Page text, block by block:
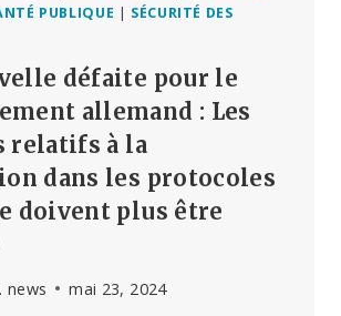
PUBLIQUE | SÉCURITÉ DES
défaite pour le
allemand : Les
relatifs à la
dans les protocoles
doivent plus être
news mai 23, 2024